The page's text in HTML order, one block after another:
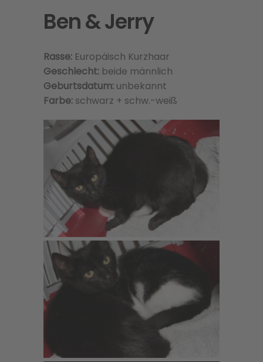
Ben & Jerry
Rasse: Europäisch Kurzhaar
Geschlecht: beide männlich
Geburtsdatum: unbekannt
Farbe: schwarz + schw.-weiß